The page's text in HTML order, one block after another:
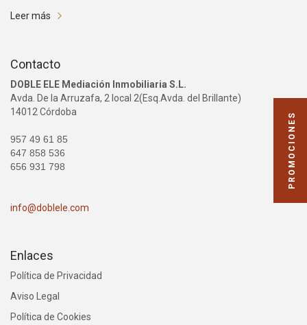
Leer más
Contacto
DOBLE ELE Mediación Inmobiliaria S.L.
Avda. De la Arruzafa, 2 local 2(Esq.Avda. del Brillante)
14012 Córdoba
957 49 61 85
647 858 536
656 931 798
info@doblele.com
Enlaces
Política de Privacidad
Aviso Legal
Política de Cookies
PROMOCIONES